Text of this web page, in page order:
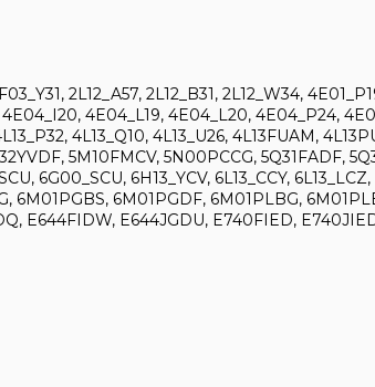
2L12_A57, 2L12_B31, 2L12_W34,
4E04_L19, 4E04_L20, 4E04_P24,
4L13_Q10, 4L13_U26, 4L13FUAM,
5M10FMCV, 5N00PCCG, 5Q31FADF,
6G00_SCU, 6H13_YCV, 6L13_CCY, 6L13_LCZ,
6M01PGBS, 6M01PGDF, 6M01PLBG,
E644FIDW, E644JGDU, E740FIED,